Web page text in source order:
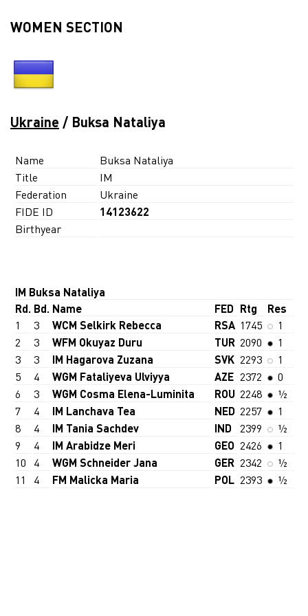
WOMEN SECTION
Ukraine / Buksa Nataliya
Name
Buksa Nataliya
Title
IM
Federation
Ukraine
FIDE ID
14123622
Birthyear
IM Buksa Nataliya
Rd. Bd. Name FED Rtg Res
1 3 WCM Selkirk Rebecca RSA 1745
1
2
3 WFM Okuyaz Duru TUR 2090
1
3
3 IM Hagarova Zuzana SVK 2293
1
5
4 WGM Fataliyeva Ulviyya AZE 2372
0
6
3 WGM Cosma Elena-Luminita ROU 2248
½
7
4 IM Lanchava Tea NED 2257
1
8
4 IM Tania Sachdev IND 2399
½
9
4 IM Arabidze Meri GEO 2426
1
10
4 WGM Schneider Jana GER 2342
½
11
4 FM Malicka Maria POL 2393 ½